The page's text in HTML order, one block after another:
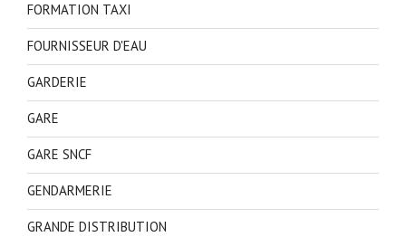
FORMATION TAXI
FOURNISSEUR D'EAU
GARDERIE
GARE
GARE SNCF
GENDARMERIE
GRANDE DISTRIBUTION